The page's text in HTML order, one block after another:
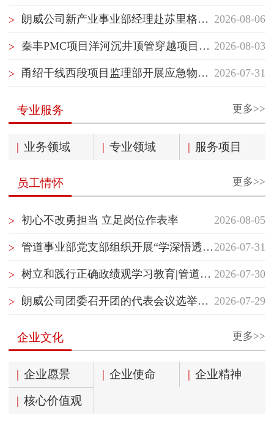
2026-08-06
> 朗威公司新产业事业部经理赴苏里格气田项目群开展QHSE专项督查并慰问一线员工
2026-08-03
> 秦丰PMC项目洋河沉井顶管穿越项目顺利开顶
2026-07-31
> 甬绍干线西段项目监理部开展应急物资专项检查
更多>>
专业服务
| 业务领域 | 专业领域 | 服务项目
更多>>
员工情怀
2026-08-05
> 初心不改勇担当 立足岗位作表率
2026-07-31
> 管道事业部党支部组织开展“学深悟透国企党建精神”主题党日活动
2026-07-30
> 树立和践行正确政绩观学习教育|管道事业部党支部开展“树立和践行正确政绩观”专题党课学习
2026-07-29
> 朗威公司团委召开团的代表会议选举团的代表
更多>>
企业文化
| 企业愿景 | 企业使命 | 企业精神
| 核心价值观